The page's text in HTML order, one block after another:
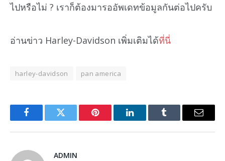
ไปหรือไม่ ? เราก็ต้องมารออัพเดทข้อมูลกันต่อไปครับ
อ่านข่าว Harley-Davidson เพิ่มเติมได้ที่นี่
harley-davidson pan america
FacebookTwitter Pinterest LinkedInTumblr Email
ADMIN